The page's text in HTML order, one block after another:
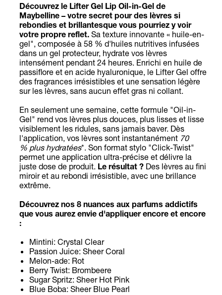
Découvrez le Lifter Gel Lip Oil-in-Gel de
Maybelline – votre secret pour des lèvres si
rebondies et brillantesque vous pourriez y voir
votre propre reflet. Sa texture innovante « huile-en-
gel", composée à 58 % d'huiles nutritives infusées
dans un gel protecteur, hydrate vos lèvres
intensément pendant 24 heures. Enrichi en huile de
passiflore et en acide hyaluronique, le Lifter Gel offre
des fragrances irrésistibles et une sensation légère
sur les lèvres, sans aucun effet gras ni collant.
En seulement une semaine, cette formule "Oil-in-
Gel" rend vos lèvres plus douces, plus lisses et lisse
visiblement les ridules, sans jamais baver. Dès
l'application, vos lèvres sont instantanément 70
% plus hydratées*. Son format stylo "Click-Twist"
permet une application ultra-précise et délivre la
juste dose de produit. Le résultat ? Des lèvres au fini
miroir et au rebondi irrésistible, avec une brillance
extrême.
Découvrez nos 8 nuances aux parfums addictifs
que vous aurez envie d'appliquer encore et encore
:
Mintini: Crystal Clear
Passion Juice: Sheer Coral
Melon-ade: Rot
Berry Twist: Brombeere
Sugar Spritz: Sheer Hot Pink
Blue Boba: Sheer Blue Pearl